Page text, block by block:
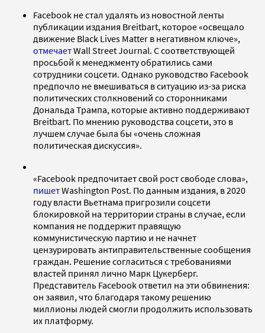
Facebook не стал удалять из новостной ленты
публикации издания Breitbart, которое «освещало
движение Black Lives Matter в негативном ключе»,
отмечаетWall Street Journal. С соответствующей
просьбой к менеджменту обратились сами
сотрудники соцсети. Однако руководство Facebook
предпочло не вмешиваться в ситуацию из-за риска
политических столкновений со сторонниками
Дональда Трампа, которые активно поддерживают
Breitbart. По мнению руководства соцсети, это в
лучшем случае была бы «очень сложная
политическая дискуссия».
«Facebook предпочитает свой рост свободе слова»,
пишетWashington Post. По данным издания, в 2020
году власти Вьетнама пригрозили соцсети
блокировкой на территории страны в случае, если
компания не поддержит правящую
коммунистическую партию и не начнет
цензурировать антиправительственные сообщения
граждан. Решение согласиться с требованиями
властей принял лично Марк Цукерберг.
Представитель Facebook ответил на эти обвинения:
он заявил, что благодаря такому решению
миллионы людей смогли продолжить использовать
их платформу.